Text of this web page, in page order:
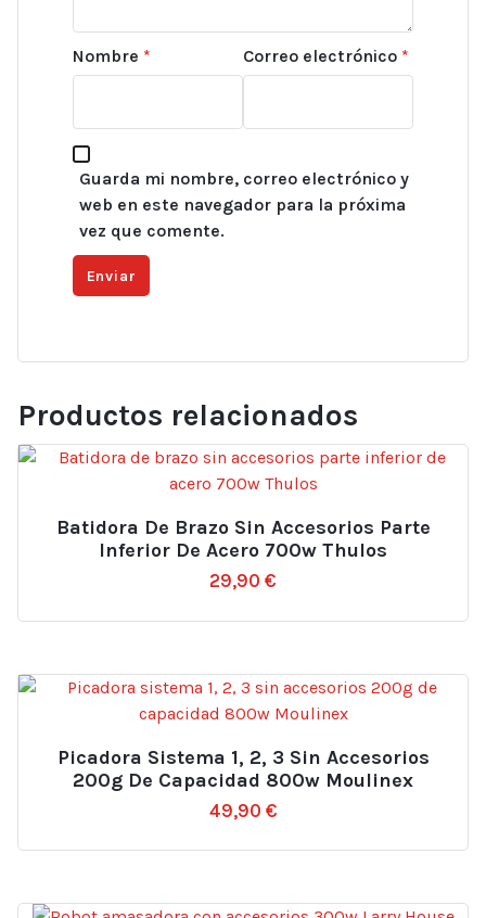
Nombre * Correo electrónico *
Guarda mi nombre, correo electrónico y
web en este navegador para la próxima
vez que comente.
Productos relacionados
Batidora De Brazo Sin Accesorios Parte
Inferior De Acero 700w Thulos
29,90 €
Picadora Sistema 1, 2, 3 Sin Accesorios
200g De Capacidad 800w Moulinex
49,90 €